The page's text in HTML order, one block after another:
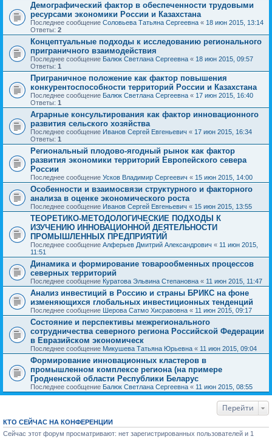
Демографический фактор в обеспеченности трудовыми
ресурсами экономики России и Казахстана
Последнее сообщение Соловьева Татьяна Сергеевна « 18 июн 2015, 13:14
Ответы: 2
Концептуальные подходы к исследованию регионального
приграничного взаимодействия
Последнее сообщение Балюк Светлана Сергеевна « 18 июн 2015, 09:57
Ответы: 1
Приграничное положение как фактор повышения
конкурентоспособности территорий России и Казахстана
Последнее сообщение Балюк Светлана Сергеевна « 17 июн 2015, 16:40
Ответы: 1
Аграрные консультирования как фактор инновационного
развития сельского хозяйства
Последнее сообщение Иванов Сергей Евгеньевич « 17 июн 2015, 16:34
Ответы: 1
Региональный плодово-ягодный рынок как фактор
развития экономики территорий Европейского севера
России
Последнее сообщение Усков Владимир Сергеевич « 15 июн 2015, 14:00
Особенности и взаимосвязи структурного и факторного
анализа в оценке экономического роста
Последнее сообщение Иванов Сергей Евгеньевич « 15 июн 2015, 13:55
ТЕОРЕТИКО-МЕТОДОЛОГИЧЕСКИЕ ПОДХОДЫ К
ИЗУЧЕНИЮ ИННОВАЦИОННОЙ ДЕЯТЕЛЬНОСТИ
ПРОМЫШЛЕННЫХ ПРЕДПРИЯТИЙ
Последнее сообщение Алферьев Дмитрий Александрович « 11 июн 2015,
11:51
Динамика и формирование товарообменных процессов
северных территорий
Последнее сообщение Куратова Эльвина Степановна « 11 июн 2015, 11:47
Анализ инвестиций в Россию и страны БРИКС на фоне
изменяющихся глобальных инвестиционных тенденций
Последнее сообщение Шерова Сатмо Хисравовна « 11 июн 2015, 09:17
Состояние и перспективы межрегионального
сотрудничества северного региона Российской Федерации
в Евразийском экономическ
Последнее сообщение Микушева Татьяна Юрьевна « 11 июн 2015, 09:04
Формирование инновационных кластеров в
промышленном комплексе региона (на примере
Гродненской области Республики Беларус
Последнее сообщение Балюк Светлана Сергеевна « 11 июн 2015, 08:55
Перейти
КТО СЕЙЧАС НА КОНФЕРЕНЦИИ
Сейчас этот форум просматривают: нет зарегистрированных пользователей и 1